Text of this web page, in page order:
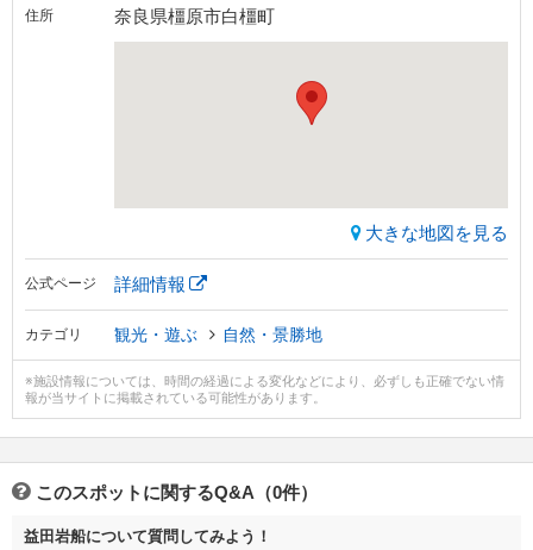
住所 奈良県橿原市白橿町
大きな地図を見る
公式ページ 詳細情報
カテゴリ 観光・遊ぶ 自然・景勝地
※施設情報については、時間の経過による変化などにより、必ずしも正確でない情
報が当サイトに掲載されている可能性があります。
このスポットに関するQ&A（0件）
益田岩船について質問してみよう！